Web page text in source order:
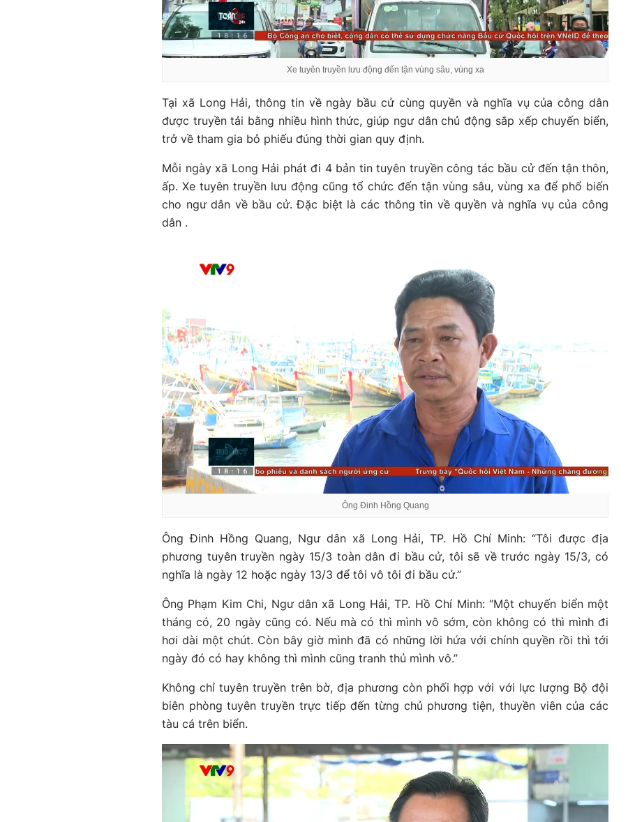
Xe tuyên truyền lưu động đến tận vùng sâu, vùng xa
Tại xã Long Hải, thông tin về ngày bầu cử cùng quyền và nghĩa vụ của công dân
được truyền tải bằng nhiều hình thức, giúp ngư dân chủ động sắp xếp chuyến biển,
trở về tham gia bỏ phiếu đúng thời gian quy định.
Mỗi ngày xã Long Hải phát đi 4 bản tin tuyên truyền công tác bầu cử đến tận thôn,
ấp. Xe tuyên truyền lưu động cũng tổ chức đến tận vùng sâu, vùng xa để phổ biến
cho ngư dân về bầu cử. Đặc biệt là các thông tin về quyền và nghĩa vụ của công
dân .
Ông Đinh Hồng Quang
Ông Đinh Hồng Quang, Ngư dân xã Long Hải, TP. Hồ Chí Minh: “Tôi được địa
phương tuyên truyền ngày 15/3 toàn dân đi bầu cử, tôi sẽ về trước ngày 15/3, có
nghĩa là ngày 12 hoặc ngày 13/3 để tôi vô tôi đi bầu cử.”
Ông Phạm Kim Chi, Ngư dân xã Long Hải, TP. Hồ Chí Minh: “Một chuyến biển một
tháng có, 20 ngày cũng có. Nếu mà có thì mình vô sớm, còn không có thì mình đi
hơi dài một chút. Còn bây giờ mình đã có những lời hứa với chính quyền rồi thì tới
ngày đó có hay không thì mình cũng tranh thủ mình vô.”
Không chỉ tuyên truyền trên bờ, địa phương còn phối hợp với với lực lượng Bộ đội
biên phòng tuyên truyền trực tiếp đến từng chủ phương tiện, thuyền viên của các
tàu cá trên biển.